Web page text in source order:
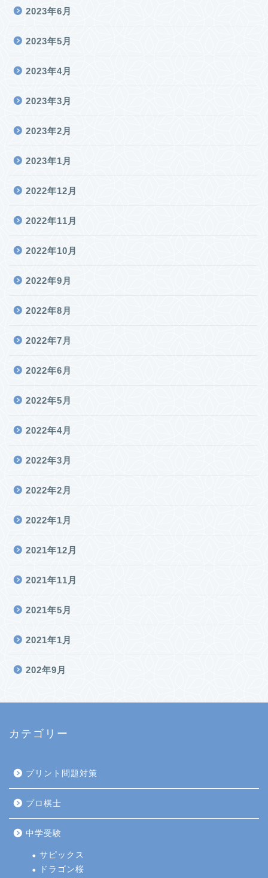
2023年6月
2023年5月
2023年4月
2023年3月
2023年2月
2023年1月
2022年12月
2022年11月
2022年10月
2022年9月
2022年8月
2022年7月
2022年6月
2022年5月
2022年4月
2022年3月
2022年2月
2022年1月
2021年12月
2021年11月
2021年5月
2021年1月
202年9月
カテゴリー
プリント問題対策
プロ棋士
中学受験
サピックス
ドラゴン桜